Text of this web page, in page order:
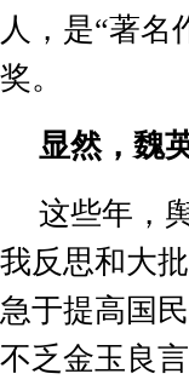
人，是“著名
奖。
显然，魏
这些年，
我反思和大
急于提高国
不乏金玉良